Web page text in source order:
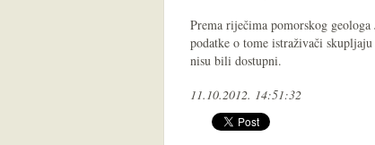
Prema riječima pomorskog
podatke o tome istraživači
nisu bili dostupni.
11.10.2012. 14:51:32